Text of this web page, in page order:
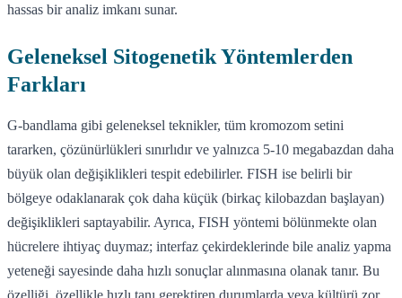
hassas bir analiz imkanı sunar.
Geleneksel Sitogenetik Yöntemlerden
Farkları
G-bandlama gibi geleneksel teknikler, tüm kromozom setini
tararken, çözünürlükleri sınırlıdır ve yalnızca 5-10 megabazdan daha
büyük olan değişiklikleri tespit edebilirler. FISH ise belirli bir
bölgeye odaklanarak çok daha küçük (birkaç kilobazdan başlayan)
değişiklikleri saptayabilir. Ayrıca, FISH yöntemi bölünmekte olan
hücrelere ihtiyaç duymaz; interfaz çekirdeklerinde bile analiz yapma
yeteneği sayesinde daha hızlı sonuçlar alınmasına olanak tanır. Bu
özelliği, özellikle hızlı tanı gerektiren durumlarda veya kültürü zor